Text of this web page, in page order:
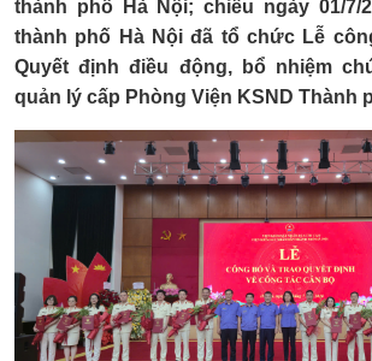
thành phố Hà Nội; chiều ngày 01/7/
thành phố Hà Nội đã tổ chức Lễ
Quyết định điều động, bổ nhiệm
quản lý cấp Phòng Viện KSND Thành